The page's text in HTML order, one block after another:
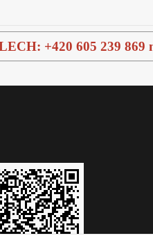
+420 605 239 869